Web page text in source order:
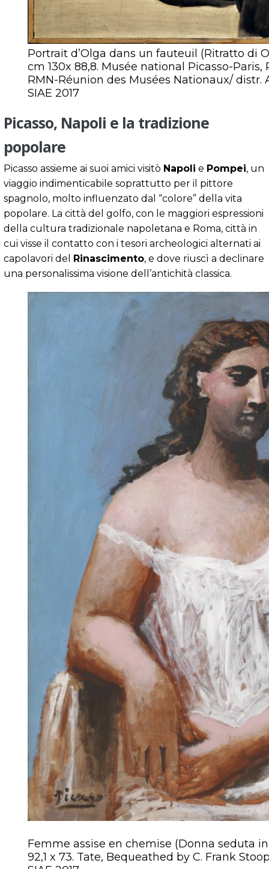
Portrait d’Olga dans un fauteuil (Ritratto di
cm 130x 88,8. Musée national Picasso-
RMN-Réunion des Musées Nationaux/ distr.
SIAE 2017
Picasso, Napoli e la tradizione
popolare
Picasso assieme ai suoi amici visitò Napoli e Pompei, un
viaggio indimenticabile soprattutto per il pittore
spagnolo, molto influenzato dal “colore” della vita
popolare. La città del golfo, con le maggiori espressioni
della cultura tradizionale napoletana e Roma, città in
cui visse il contatto con i tesori archeologici alternati ai
capolavori del Rinascimento, e dove riuscì a declinare
una personalissima visione dell’antichità classica.
Femme assise en chemise (Donna seduta
92,1 x 73. Tate, Bequeathed by C. Frank